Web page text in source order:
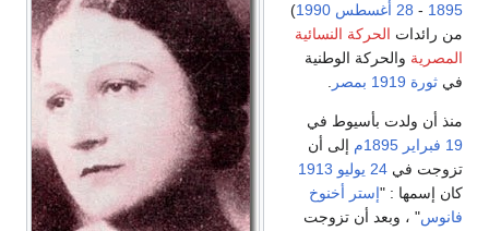
1895
- 28 أغسطس 1990
)
من رائدات الحركة النسائية
المصرية والحركة الوطنية
في ثورة 1919 بمصر
منذ أن ولدت بأسيوط في
19 فبراير
1895م
إلى أن
تزوجت في 24 يوليو
1913
كان إسمها : "إستر أخنوخ
فانوس" ، وبعد أن تزوجت